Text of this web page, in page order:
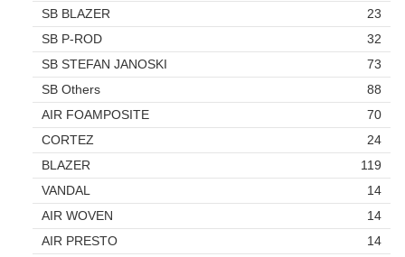
SB BLAZER
23
SB P-ROD
32
SB STEFAN JANOSKI
73
SB Others
88
AIR FOAMPOSITE
70
CORTEZ
24
BLAZER
119
VANDAL
14
AIR WOVEN
14
AIR PRESTO
14